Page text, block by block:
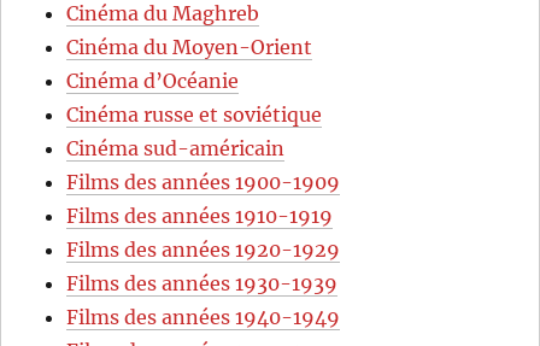
Cinéma du Maghreb
Cinéma du Moyen-Orient
Cinéma d’Océanie
Cinéma russe et soviétique
Cinéma sud-américain
Films des années 1900-1909
Films des années 1910-1919
Films des années 1920-1929
Films des années 1930-1939
Films des années 1940-1949